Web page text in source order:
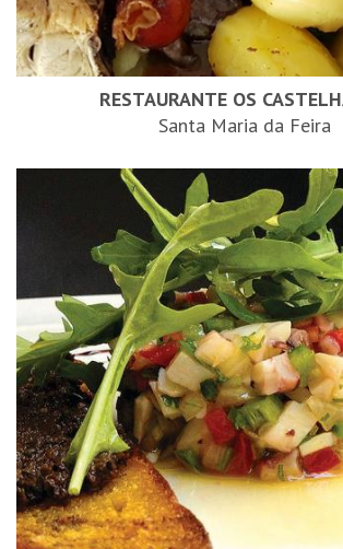
RESTAURANTE OS
Santa Maria da Feira